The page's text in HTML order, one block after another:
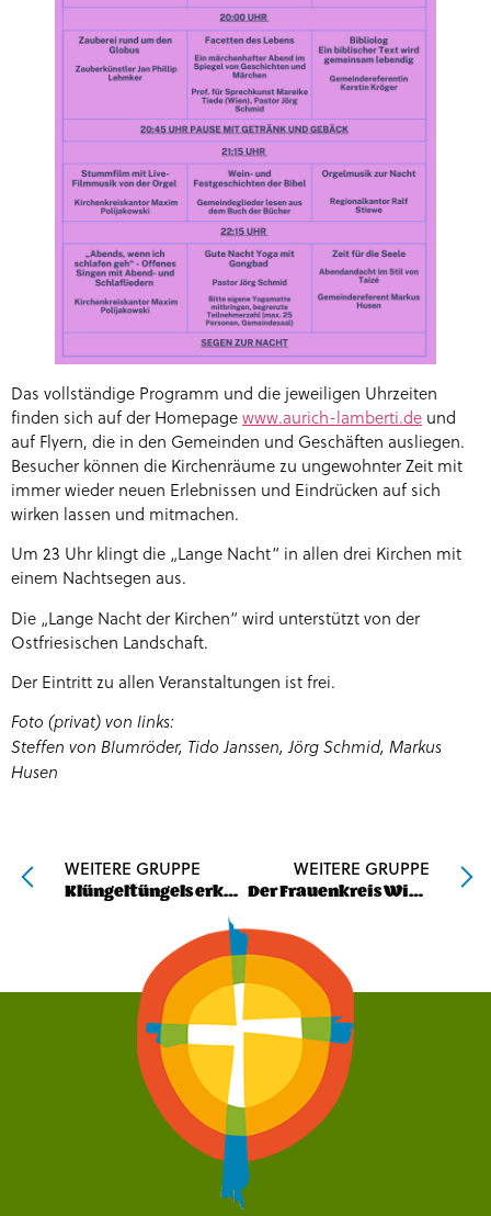
Das vollständige Programm und die jeweiligen Uhrzeiten
finden sich auf der Homepagewww.aurich-lamberti.de und
auf Flyern, die in den Gemeinden und Geschäften ausliegen.
Besucher können die Kirchenräume zu ungewohnter Zeit mit
immer wieder neuen Erlebnissen und Eindrücken auf sich
wirken lassen und mitmachen.
Um 23 Uhr klingt die „Lange Nacht“ in allen drei Kirchen mit
einem Nachtsegen aus.
Die „Lange Nacht der Kirchen“ wird unterstützt von der
Ostfriesischen Landschaft.
Der Eintritt zu allen Veranstaltungen ist frei.
Foto (privat) von links:
Steffen von Blumröder, Tido Janssen, Jörg Schmid, Markus
Husen
WEITERE GRUPPE
Klüngeltüngels erkunden Aurich
WEITERE GRUPPE
Der Frauenkreis Wiesmoor in der Blaudruckerei